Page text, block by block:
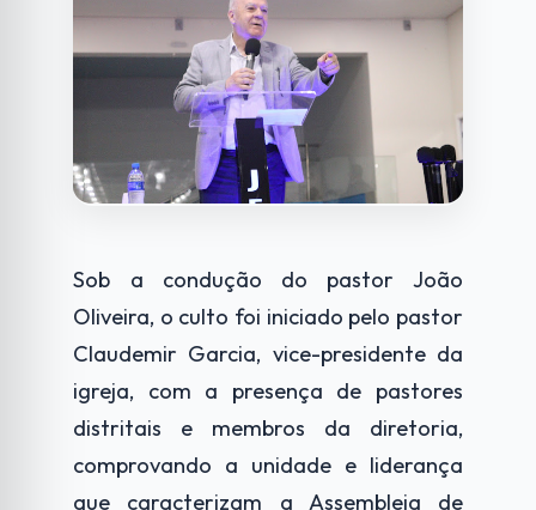
Sob a condução do pastor João
Oliveira, o culto foi iniciado pelo pastor
Claudemir Garcia, vice-presidente da
igreja, com a presença de pastores
distritais e membros da diretoria,
comprovando a unidade e liderança
que caracterizam a Assembleia de